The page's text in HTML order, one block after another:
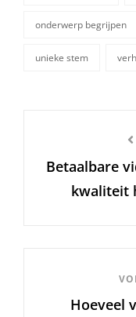
onderwerp begrijpen
unieke stem
bericht
Betaalbare
kwaliteit
Bericht
Hoeveel